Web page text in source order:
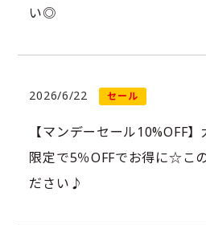
い◎
2026/6/22 セール
【マンデーセール10%OFF
限定で5％OFFでお得に☆こ
ださい♪